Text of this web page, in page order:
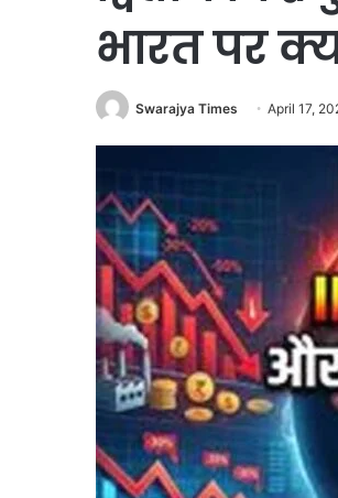
भारत पर
Swarajya Times April 17,